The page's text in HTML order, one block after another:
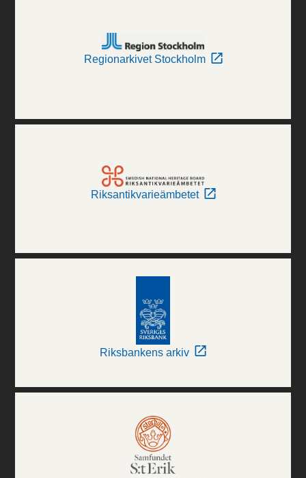
Regionarkivet Stockholm
Riksantikvarieämbetet
Riksbankens arkiv